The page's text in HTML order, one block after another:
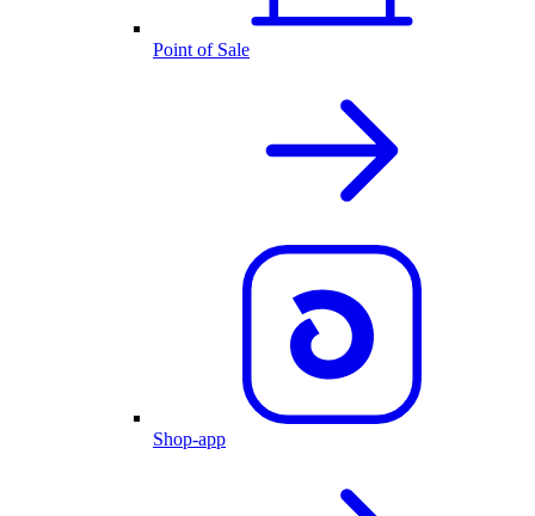
Point of Sale
Shop-app